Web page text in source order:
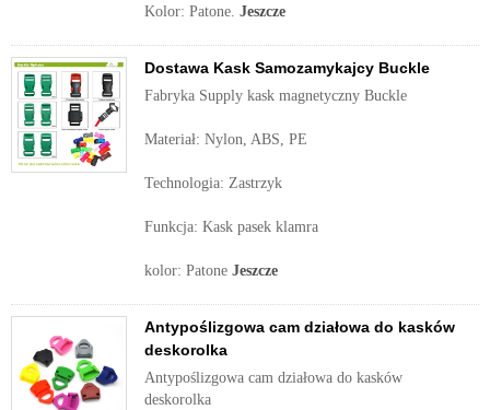
Kolor: Patone. Jeszcze
Dostawa Kask Samozamykajcy Buckle
Fabryka Supply kask magnetyczny Buckle
Materiał: Nylon, ABS, PE
Technologia: Zastrzyk
Funkcja: Kask pasek klamra
kolor: Patone Jeszcze
Antypoślizgowa cam działowa do kasków
deskorolka
Antypoślizgowa cam działowa do kasków
deskorolka